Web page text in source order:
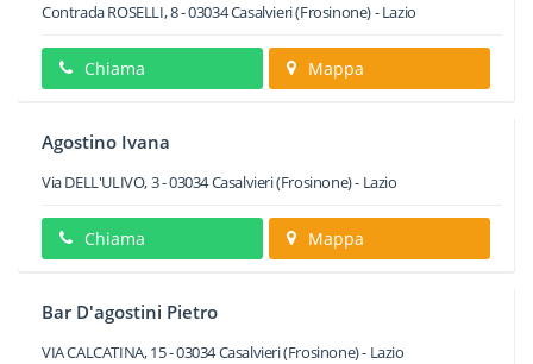
Contrada ROSELLI, 8-03034Casalvieri(Frosinone) -Lazio
Chiama Mappa
Agostino Ivana
Via DELL'ULIVO, 3-03034Casalvieri(Frosinone) - Lazio
Chiama Mappa
Bar D'agostini Pietro
VIA CALCATINA, 15-03034Casalvieri(Frosinone) - Lazio